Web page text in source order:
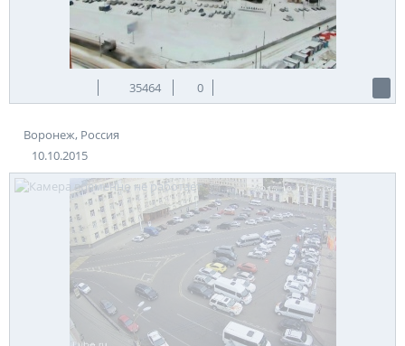
35464 0
Воронеж, Россия
10.10.2015